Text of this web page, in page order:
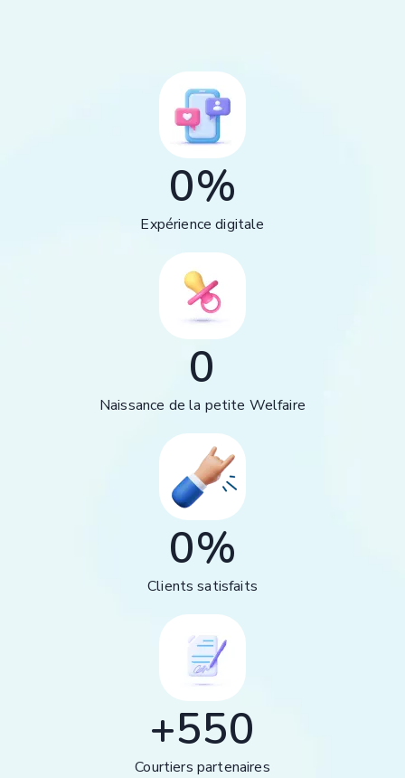
Expérience digitale
0%
Naissance de la petite Welfaire
0
Clients satisfaits
0%
Courtiers partenaires
+550